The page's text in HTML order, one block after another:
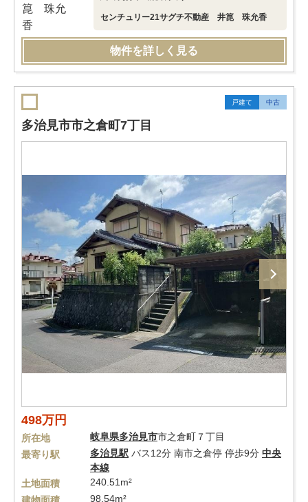
センチュリー21サグチ不動産 井箟 珠允香
物件を詳しく見る
戸建て 中古
多治見市市之倉町7丁目
498万円
所在地 岐阜県多治見市市之倉町７丁目
最寄り駅
多治見駅 バス12分 南市之倉停 停歩9分 中央
本線
土地面積
240.51m²
98.54m²